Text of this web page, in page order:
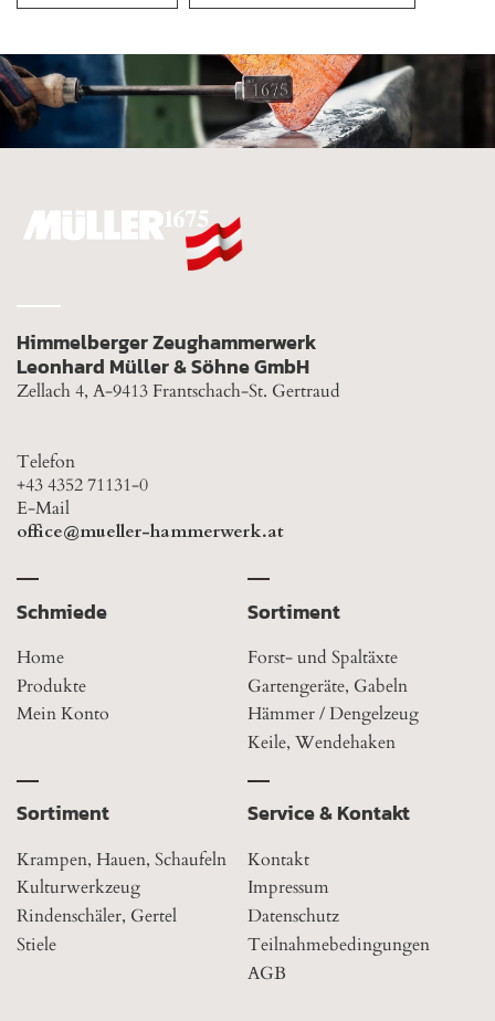
Himmelberger Zeughammerwerk
Leonhard Müller & Söhne GmbH
Zellach 4, A-9413 Frantschach-St. Gertraud
Telefon
+43 4352 71131-0
E-Mail
office@mueller-hammerwerk.at
Schmiede
Home
Produkte
Mein Konto
Sortiment
Forst- und Spaltäxte
Gartengeräte, Gabeln
Hämmer / Dengelzeug
Keile, Wendehaken
Sortiment
Krampen, Hauen, Schaufeln
Kulturwerkzeug
Rindenschäler, Gertel
Stiele
Service & Kontakt
Kontakt
Impressum
Datenschutz
Teilnahmebedingungen
AGB